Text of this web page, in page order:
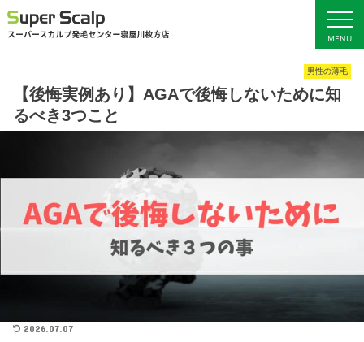
MENU
初回ご予約
男性の発毛
男性の薄毛
【後悔実例あり】AGAで後悔しないために知
るべき3つこと
2026.07.07